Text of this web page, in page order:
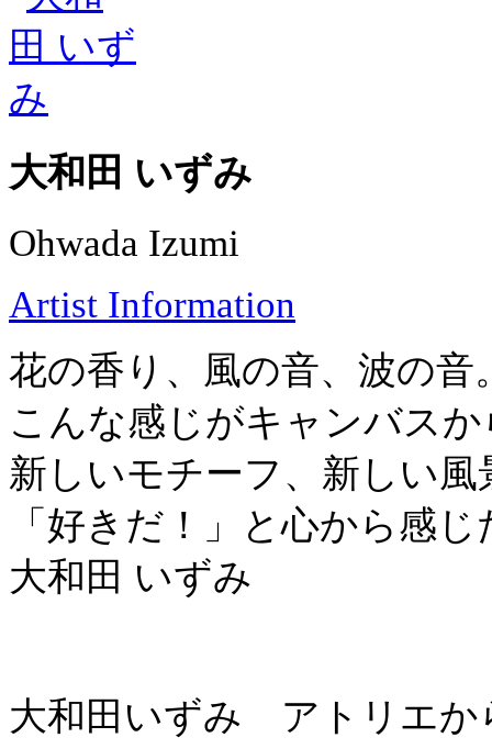
大和田 いずみ
Ohwada Izumi
Artist Information
花の香り、風の音、波の音
こんな感じがキャンバス
新しいモチーフ、新しい
「好きだ！」と心から感
大和田 いずみ
大和田いずみ アトリエ